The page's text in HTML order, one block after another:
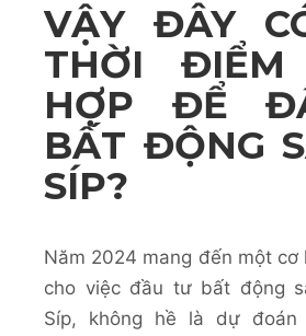
VẬY ĐÂY
THỜI ĐIỂM
HỢP ĐỂ
BẤT ĐỘNG
SÍP?
Năm 2024 mang đến một cơ
cho việc đầu tư bất động
Síp, không hề là dự đoán